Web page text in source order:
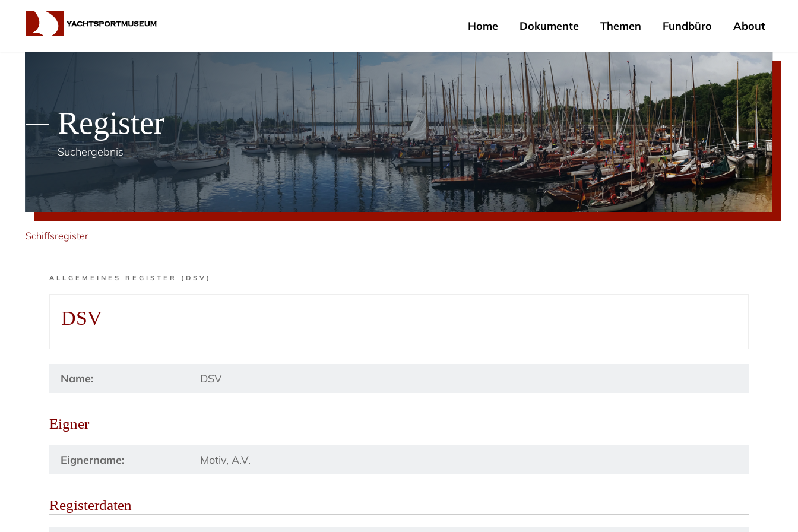
Home Dokumente Themen Fundbüro About
Register
Suchergebnis
Schiffsregister
ALLGEMEINES REGISTER (DSV)
DSV
Name: DSV
Eigner
Eignername: Motiv, A.V.
Registerdaten